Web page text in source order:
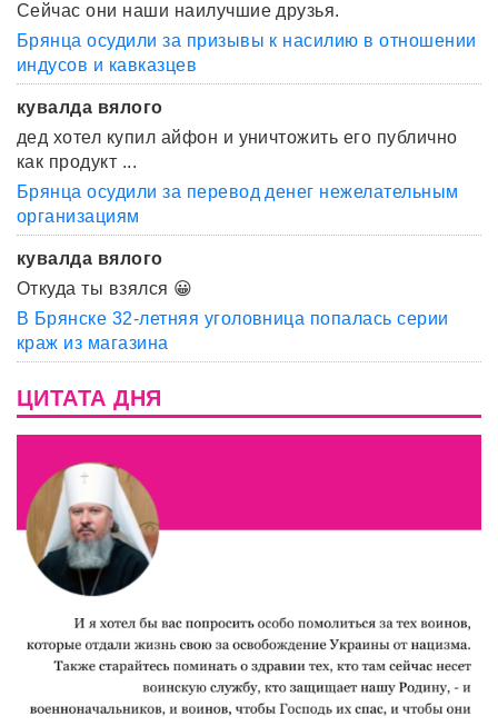
Сейчас они наши наилучшие друзья.
Брянца осудили за призывы к насилию в отношении
индусов и кавказцев
кувалда вялого
дед хотел купил айфон и уничтожить его публично
как продукт ...
Брянца осудили за перевод денег нежелательным
организациям
кувалда вялого
Откуда ты взялся 😀
В Брянске 32-летняя уголовница попалась серии
краж из магазина
ЦИТАТА ДНЯ